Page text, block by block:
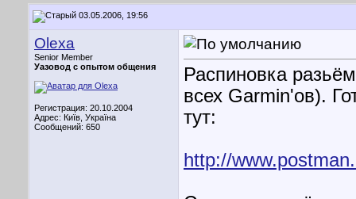
03.05.2006, 19:56
Olexa
Senior Member
Уазовод с опытом общения
Регистрация: 20.10.2004
Адрес: Київ, Україна
Сообщений: 650
Распиновка
всех Garmin'ов).
тут:
http://